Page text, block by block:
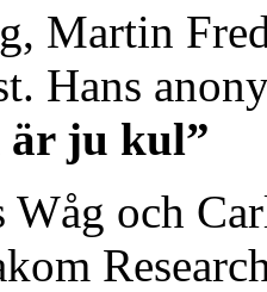
Martin
Hans
är ju kul”
Wåg och